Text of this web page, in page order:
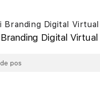
Digital